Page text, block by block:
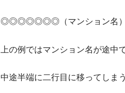
◎◎◎◎◎◎◎（マンション名）
上の例ではマンション名が途中
中途半端に二行目に移ってしま